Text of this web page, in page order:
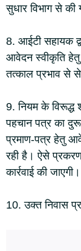
सुधार विभाग से की
8. आईटी सहायक
आवेदन स्वीकृति हेतु
तत्काल प्रभाव से
9. नियम के
पहचान पत्र का
प्रमाण-पत्र हेतु
रही है। ऐसे
कार्रवाई की जाएगी।
10. उक्त निवास